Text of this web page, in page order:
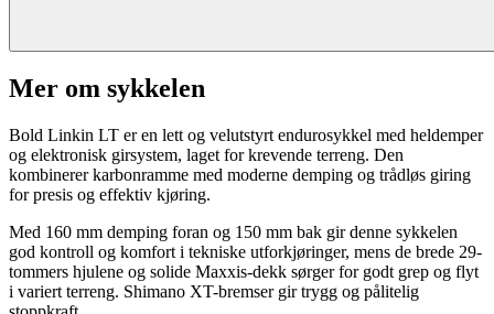
Mer om sykkelen
Bold Linkin LT er en lett og velutstyrt endurosykkel med heldemper
og elektronisk girsystem, laget for krevende terreng. Den
kombinerer karbonramme med moderne demping og trådløs giring
for presis og effektiv kjøring.
Med 160 mm demping foran og 150 mm bak gir denne sykkelen
god kontroll og komfort i tekniske utforkjøringer, mens de brede 29-
tommers hjulene og solide Maxxis-dekk sørger for godt grep og flyt
i variert terreng. Shimano XT-bremser gir trygg og pålitelig